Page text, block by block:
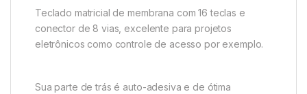
Teclado matricial de membrana com 16 teclas e
conector de 8 vias, excelente para projetos
eletrônicos como controle de acesso por exemplo.
Sua parte de trás é auto-adesiva e de ótima